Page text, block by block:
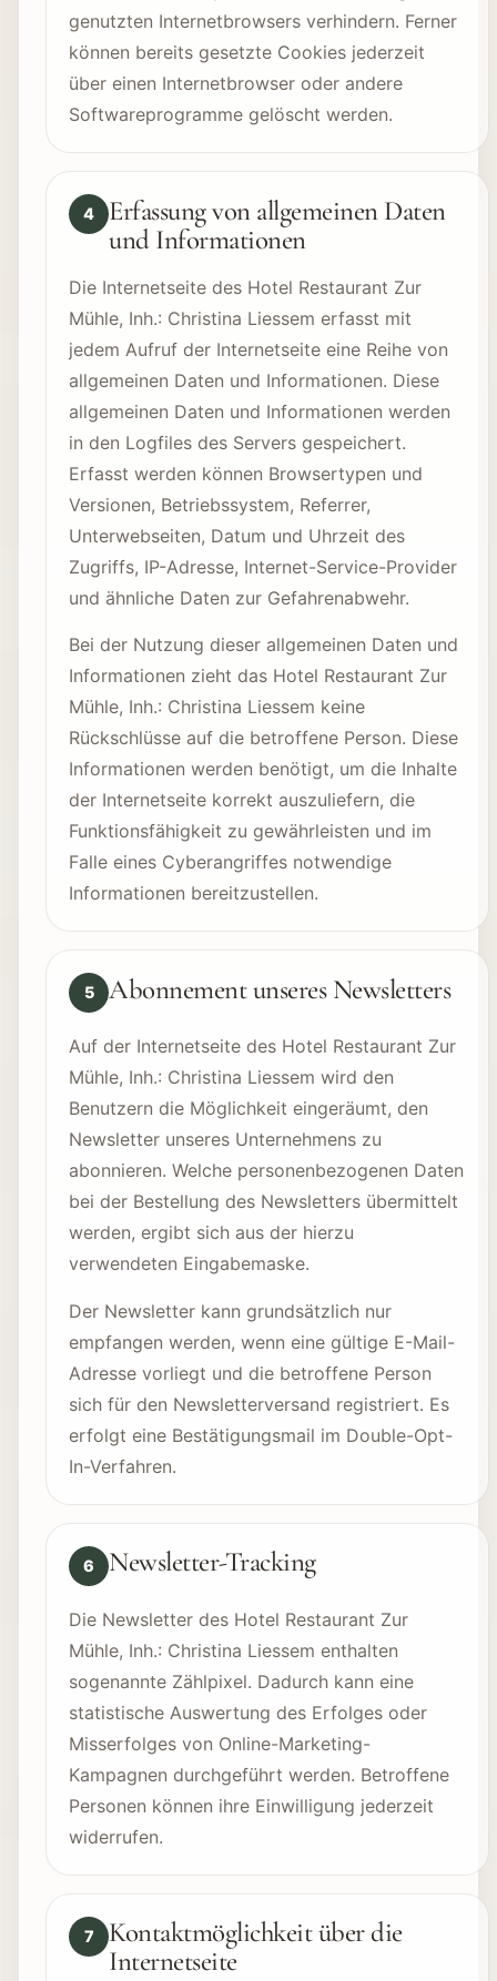
genutzten Internetbrowsers verhindern. Ferner
können bereits gesetzte Cookies jederzeit
über einen Internetbrowser oder andere
Softwareprogramme gelöscht werden.
4
Erfassung von allgemeinen Daten
und Informationen
Die Internetseite des Hotel Restaurant Zur
Mühle, Inh.: Christina Liessem erfasst mit
jedem Aufruf der Internetseite eine Reihe von
allgemeinen Daten und Informationen. Diese
allgemeinen Daten und Informationen werden
in den Logfiles des Servers gespeichert.
Erfasst werden können Browsertypen und
Versionen, Betriebssystem, Referrer,
Unterwebseiten, Datum und Uhrzeit des
Zugriffs, IP-Adresse, Internet-Service-Provider
und ähnliche Daten zur Gefahrenabwehr.
Bei der Nutzung dieser allgemeinen Daten und
Informationen zieht das Hotel Restaurant Zur
Mühle, Inh.: Christina Liessem keine
Rückschlüsse auf die betroffene Person. Diese
Informationen werden benötigt, um die Inhalte
der Internetseite korrekt auszuliefern, die
Funktionsfähigkeit zu gewährleisten und im
Falle eines Cyberangriffes notwendige
Informationen bereitzustellen.
5 Abonnement unseres Newsletters
Auf der Internetseite des Hotel Restaurant Zur
Mühle, Inh.: Christina Liessem wird den
Benutzern die Möglichkeit eingeräumt, den
Newsletter unseres Unternehmens zu
abonnieren. Welche personenbezogenen Daten
bei der Bestellung des Newsletters übermittelt
werden, ergibt sich aus der hierzu
verwendeten Eingabemaske.
Der Newsletter kann grundsätzlich nur
empfangen werden, wenn eine gültige E-Mail-
Adresse vorliegt und die betroffene Person
sich für den Newsletterversand registriert. Es
erfolgt eine Bestätigungsmail im Double-Opt-
In-Verfahren.
6 Newsletter-Tracking
Die Newsletter des Hotel Restaurant Zur
Mühle, Inh.: Christina Liessem enthalten
sogenannte Zählpixel. Dadurch kann eine
statistische Auswertung des Erfolges oder
Misserfolges von Online-Marketing-
Kampagnen durchgeführt werden. Betroffene
Personen können ihre Einwilligung jederzeit
widerrufen.
7
Kontaktmöglichkeit über die
Internetseite